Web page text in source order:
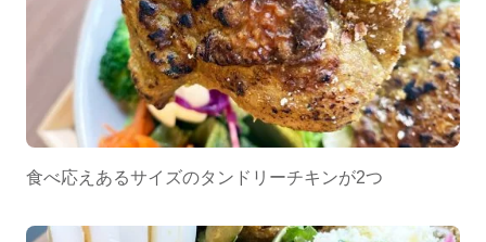
食べ応えあるサイズのタンドリーチキンが2つ